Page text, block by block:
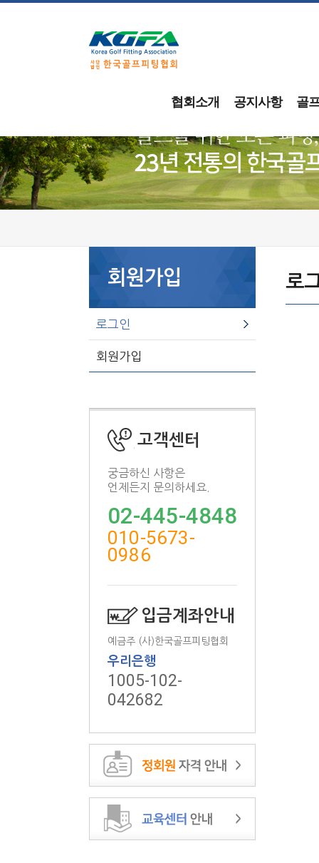
협회소개 공지사항 골
회원가입
로그인
회원가입
고객센터
궁금하신 사항은
언제든지 문의하세요.
02-445-4848
010-5673-
0986
입금계좌안내
예금주 (사)한국골프피팅협회
우리은행
1005-102-
042682
로